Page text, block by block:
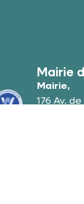
Mairie
Mairie,
176 Av.